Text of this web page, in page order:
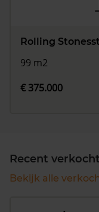
Rolling
99 m2
€ 375.000
Recent
Bekijk alle